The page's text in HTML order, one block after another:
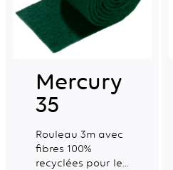
Mercury
35
Rouleau 3m avec
fibres 100%
recyclées pour le